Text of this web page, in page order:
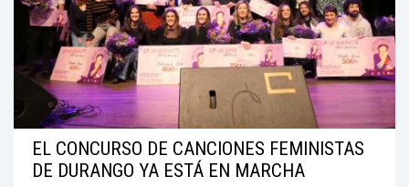
EL CONCURSO DE CANCIONES FEMINISTAS
DE DURANGO YA ESTÁ EN MARCHA